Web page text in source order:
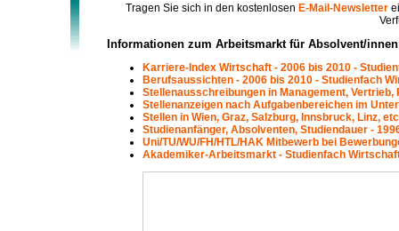
Tragen Sie sich in den kostenlosen E-Mail-Newsletter
Informationen zum Arbeitsmarkt für Absolvent/
Karriere-Index Wirtschaft - 2006 bis 2010 -
Berufsaussichten - 2006 bis 2010 - Studienfach
Stellenausschreibungen in Management,
Stellenanzeigen nach Aufgabenbereichen im
Stellen in Wien, Graz, Salzburg, Innsbruck, Linz,
Studienanfänger, Absolventen, Studiendauer -
Uni/TU/WU/FH/HTL/HAK Mitbewerb bei
Akademiker-Arbeitsmarkt - Studienfach